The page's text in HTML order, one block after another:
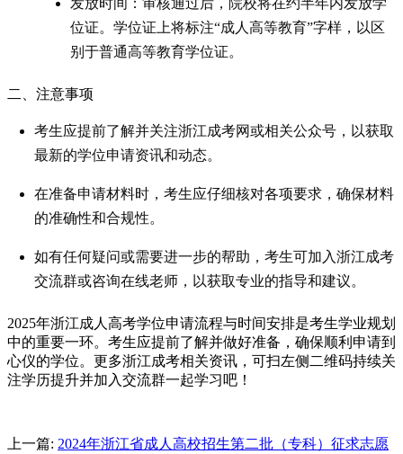
发放时间：审核通过后，院校将在约半年内发放学
位证。学位证上将标注“成人高等教育”字样，以区
别于普通高等教育学位证。
二、注意事项
考生应提前了解并关注浙江成考网或相关公众号，以获取
最新的学位申请资讯和动态。
在准备申请材料时，考生应仔细核对各项要求，确保材料
的准确性和合规性。
如有任何疑问或需要进一步的帮助，考生可加入浙江成考
交流群或咨询在线老师，以获取专业的指导和建议。
2025年浙江成人高考学位申请流程与时间安排是考生学业规划
中的重要一环。考生应提前了解并做好准备，确保顺利申请到
心仪的学位。更多浙江成考相关资讯，可扫左侧二维码持续关
注学历提升并加入交流群一起学习吧！
上一篇: 2024年浙江省成人高校招生第二批（专科）征求志愿